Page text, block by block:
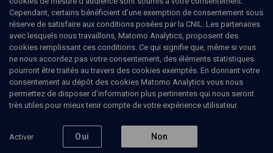
Ajouter Partager J’aime
Tous 2 Vidéos 2
Cependant, certains bénéficient d’une exemption de consentement sous
réserve de satisfaire aux conditions posées par la CNIL. Les partenaires
avec lesquels nous travaillons, Matomo Analytics, proposent des
cookies remplissant ces conditions. Ce qui signifie que, même si vous
ne nous accordez pas votre consentement, des éléments statistiques
pourront être traités au travers des cookies exemptés. En donnant votre
consentement au dépôt des cookies Matomo Analytics vous nous
permettez de disposer d’information plus pertinentes qui nous seront
très utiles pour mieux tenir compte de votre expérience utilisateur.
Activer Oui Non